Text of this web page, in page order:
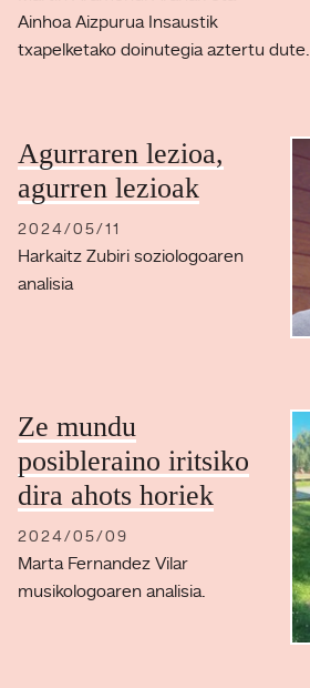
Ainhoa Aizpurua Insaustik
txapelketako doinutegia aztertu dute.
Agurraren lezioa,
agurren lezioak
2024/05/11
Harkaitz Zubiri soziologoaren
analisia
Ze mundu
posibleraino iritsiko
dira ahots horiek
2024/05/09
Marta Fernandez Vilar
musikologoaren analisia.